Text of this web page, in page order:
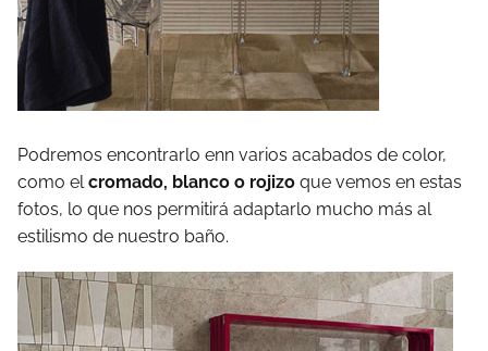
Podremos encontrarlo enn varios acabados de color,
como elcromado, blanco o rojizo que vemos en estas
fotos, lo que nos permitirá adaptarlo mucho más al
estilismo de nuestro baño.